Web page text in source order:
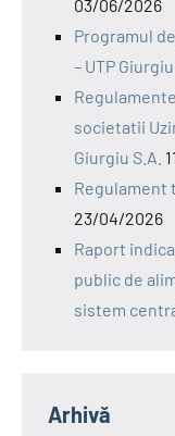
03/06/2026
Programul
– UTP
societatii
Giurgiu S.A.
Regulament
23/04/2026
Raport
public de
sistem
Arhivă